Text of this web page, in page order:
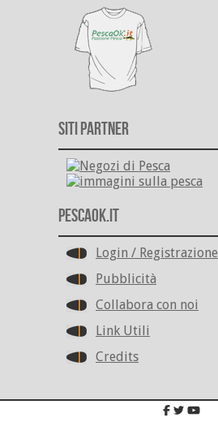
Siti Partner
PescaOk.it
Login / Registrazione
Pubblicità
Collabora con noi
Link Utili
Credits